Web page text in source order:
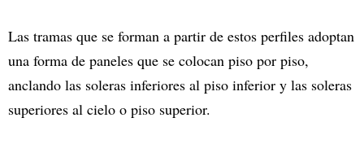
Las tramas que se forman a partir de estos perfiles adoptan
una forma de paneles que se colocan piso por piso,
anclando las soleras inferiores al piso inferior y las soleras
superiores al cielo o piso superior.